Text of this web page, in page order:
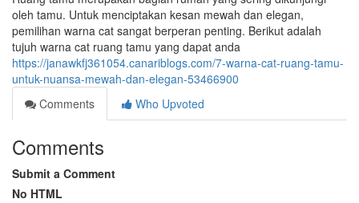
oleh tamu. Untuk menciptakan kesan mewah dan elegan,
pemilihan warna cat sangat berperan penting. Berikut adalah
tujuh warna cat ruang tamu yang dapat anda
https://janawkfj361054.canariblogs.com/7-warna-cat-ruang-tamu-
untuk-nuansa-mewah-dan-elegan-53466900
Comments
Who Upvoted
Comments
Submit a Comment
No HTML